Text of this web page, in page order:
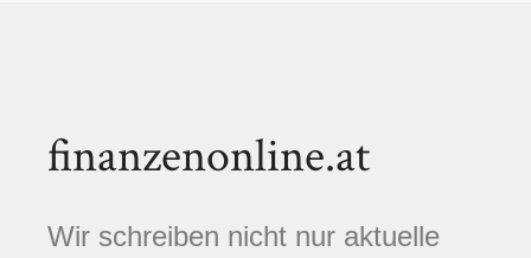
finanzenonline.at
Wir schreiben nicht nur aktuelle